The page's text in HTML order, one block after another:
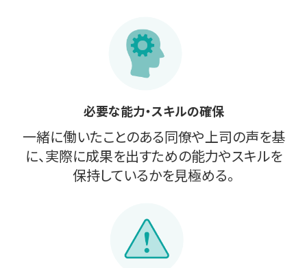
必要な能力・スキルの確保
一緒に働いたことのある同僚や上司の声を基
に、実際に成果を出すための能力やスキルを
保持しているかを見極める。